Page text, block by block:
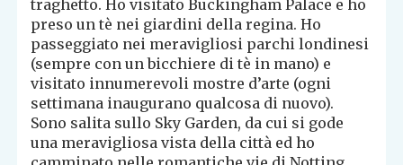
traghetto. Ho visitato Buckingham Palace e ho
preso un tè nei giardini della regina. Ho
passeggiato nei meravigliosi parchi londinesi
(sempre con un bicchiere di tè in mano) e
visitato innumerevoli mostre d’arte (ogni
settimana inaugurano qualcosa di nuovo).
Sono salita sullo Sky Garden, da cui si gode
una meravigliosa vista della città ed ho